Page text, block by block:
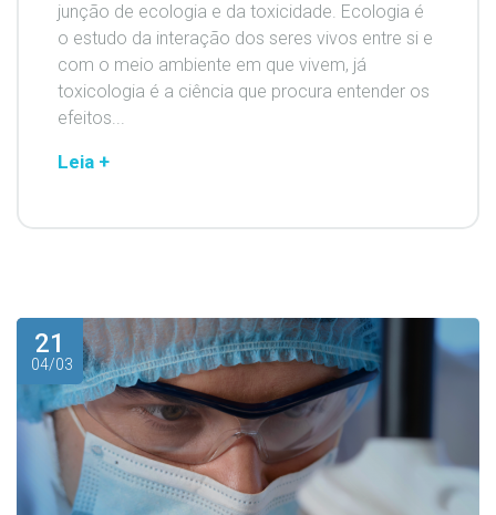
junção de ecologia e da toxicidade. Ecologia é
o estudo da interação dos seres vivos entre si e
com o meio ambiente em que vivem, já
toxicologia é a ciência que procura entender os
efeitos...
Leia +
21
04/03